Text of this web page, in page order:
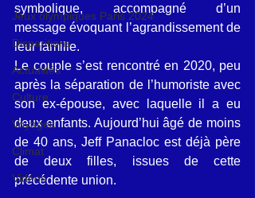
Jeux olympiques Paris 2024
Disparitions
Actualités
Culture
Voyages
Climat
Vidéos
symbolique, accompagné d’un
message évoquant l’agrandissement de
leur famille.
Le couple s’est rencontré en 2020, peu
après la séparation de l’humoriste avec
son ex-épouse, avec laquelle il a eu
deux enfants. Aujourd’hui âgé de moins
de 40 ans, Jeff Panacloc est déjà père
de deux filles, issues de cette
précédente union.